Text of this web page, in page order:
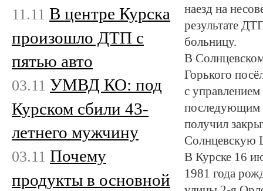
наезд на
результате
больницу.
В
Горького
с
последующим
получил
Солнцевскую
В Курске 16
1981 года
11.11 В центре Курска
произошло ДТП с
пятью авто
03.11 УМВД КО: под
Курском сбили 43-
летнего мужчину
03.11 Почему
продукты в основной